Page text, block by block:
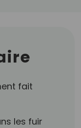
fait
les fuir